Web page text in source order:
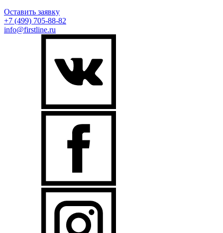
Оставить заявку
+7 (499) 705-88-82
info@firstline.ru